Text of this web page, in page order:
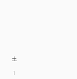
土
1